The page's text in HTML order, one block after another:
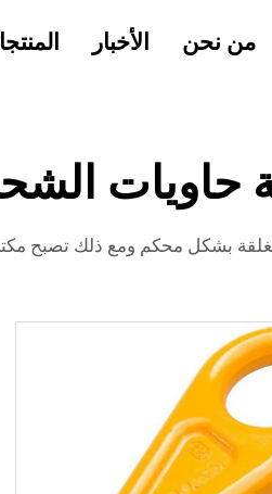
الأخبار من نحن
حاويات
بشكل محكم ومع ذلك تصبح